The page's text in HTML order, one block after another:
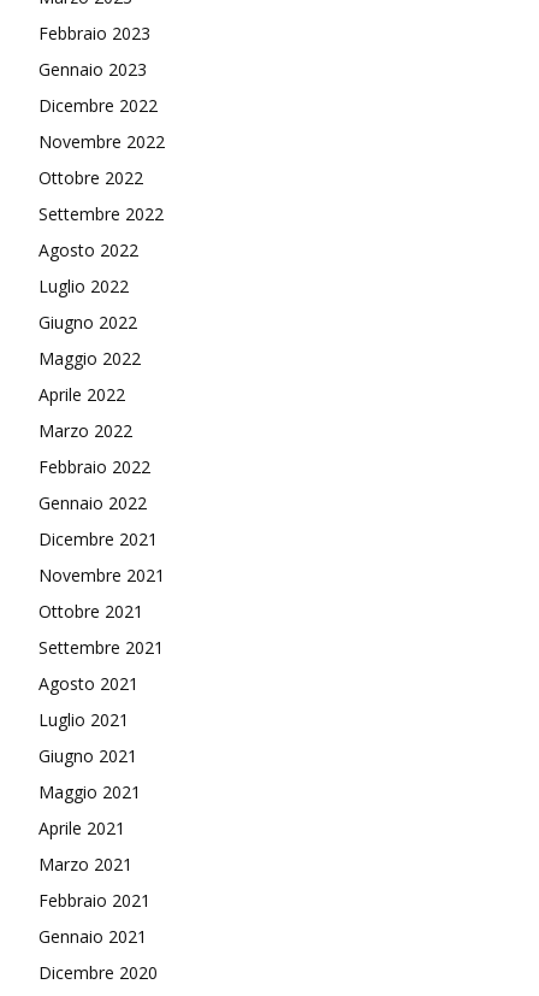
Febbraio 2023
Gennaio 2023
Dicembre 2022
Novembre 2022
Ottobre 2022
Settembre 2022
Agosto 2022
Luglio 2022
Giugno 2022
Maggio 2022
Aprile 2022
Marzo 2022
Febbraio 2022
Gennaio 2022
Dicembre 2021
Novembre 2021
Ottobre 2021
Settembre 2021
Agosto 2021
Luglio 2021
Giugno 2021
Maggio 2021
Aprile 2021
Marzo 2021
Febbraio 2021
Gennaio 2021
Dicembre 2020